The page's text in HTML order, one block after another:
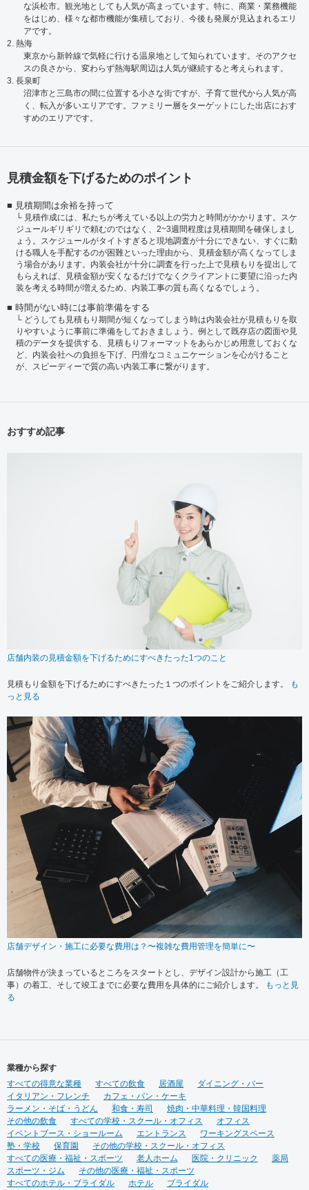
な浜松市。観光地としても人気が高まっています。特に、商業・業務機能
をはじめ、様々な都市機能が集積しており、今後も発展が見込まれるエリ
アです。
2. 熱海
東京から新幹線で気軽に行ける温泉地として知られています。そのアクセ
スの良さから、変わらず熱海駅周辺は人気が継続すると考えられます。
3. 長泉町
沼津市と三島市の間に位置する小さな街ですが、子育て世代から人気が高
く、転入が多いエリアです。ファミリー層をターゲットにした出店におす
すめのエリアです。
見積金額を下げるためのポイント
見積期間は余裕を持って
見積作成には、私たちが考えている以上の労力と時間がかかります。スケ
ジュールギリギリで頼むのではなく、2~3週間程度は見積期間を確保しまし
ょう。スケジュールがタイトすぎると現地調査が十分にできない、すぐに動
ける職人を手配するのが困難といった理由から、見積金額が高くなってしま
う場合があります。内装会社が十分に調査を行った上で見積もりを提出して
もらえれば、見積金額が安くなるだけでなくクライアントに要望に沿った内
装を考える時間が増えるため、内装工事の質も高くなるでしょう。
時間がない時には事前準備をする
どうしても見積もり期間が短くなってしまう時は内装会社が見積もりを取
りやすいように事前に準備をしておきましょう。例として既存店の図面や見
積のデータを提供する、見積もりフォーマットをあらかじめ用意しておくな
ど、内装会社への負担を下げ、円滑なコミュニケーションを心がけること
が、スピーディーで質の高い内装工事に繋がります。
おすすめ記事
店舗内装の見積金額を下げるためにすべきたった1つのこと
見積もり金額を下げるためにすべきたった１つのポイントをご紹介します。
も
っと見る
店舗デザイン・施工に必要な費用は？〜複雑な費用管理を簡単に〜
店舗物件が決まっているところをスタートとし、デザイン設計から施工（工
事）の着工、そして竣工までに必要な費用を具体的にご紹介します。
もっと見
る
業種から探す
すべての得意な業種
すべての飲食 居酒屋
ダイニング・バー
イタリアン・フレンチ
カフェ・パン・ケーキ
ラーメン・そば・うどん
和食・寿司
焼肉・中華料理・韓国料理
その他の飲食
すべての学校・スクール・オフィス
オフィス
イベントブース・ショールーム
エントランス
ワーキングスペース
塾・学校
保育園
その他の学校・スクール・オフィス
すべての医療・福祉・スポーツ
老人ホーム 医院・クリニック
薬局
スポーツ・ジム
その他の医療・福祉・スポーツ
すべてのホテル・ブライダル
ホテル
ブライダル